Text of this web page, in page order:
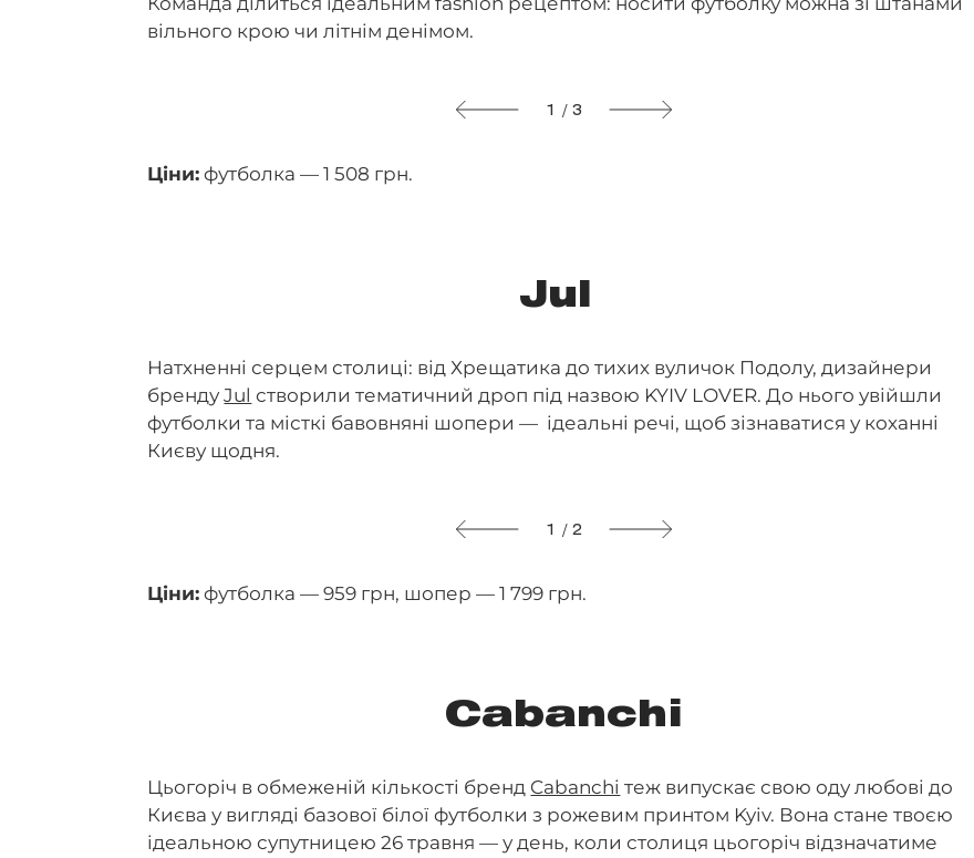
вільного крою чи літнім денімом.
1 / 3
Ціни: футболка — 1 508 грн.
Jul
Натхненні серцем столиці: від Хрещатика до тихих вуличок Подолу, дизайнери
брендуJul створили тематичний дроп під назвою KYIV LOVER. До нього увійшли
футболки та місткі бавовняні шопери — ідеальні речі, щоб зізнаватися у коханні
Києву щодня.
1 / 2
Ціни: футболка — 959 грн, шопер — 1 799 грн.
Cabanchi
Цьогоріч в обмеженій кількості бренд Cabanchi теж випускає свою оду любові до
Києва у вигляді базової білої футболки з рожевим принтом Kyiv. Вона стане твоєю
ідеальною супутницею 26 травня — у день, коли столиця цьогоріч відзначатиме